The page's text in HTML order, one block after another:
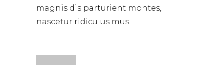
magnis dis parturient montes,
nascetur ridiculus mus.